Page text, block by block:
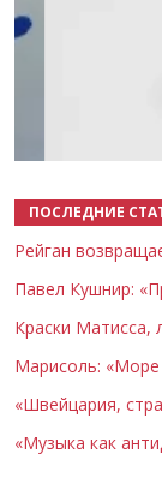
ПОСЛЕДНИЕ
Рейган
Павел Кушнир:
Краски Матисса,
Марисоль: «Море
«Швейцария,
«Музыка как